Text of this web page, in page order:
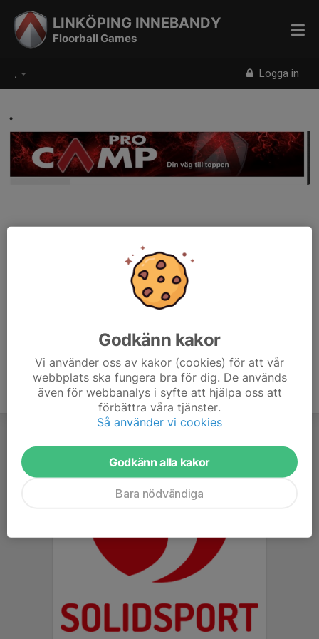
. Logga in
LINKÖPING INNEBANDY
Floorball Games
.
Godkänn kakor
Vi använder oss av kakor (cookies) för att vår
webbplats ska fungera bra för dig. De används
även för webbanalys i syfte att hjälpa oss att
förbättra våra tjänster.
Så använder vi cookies
Godkänn alla kakor
Bara nödvändiga